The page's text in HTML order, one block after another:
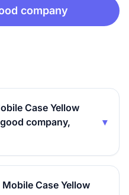
company
Case Yellow
company,
▾
Case Yellow